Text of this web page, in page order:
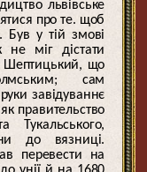
львівське
про те. щоб
Був у тій змові
не міг дістати
Шептицький, що
сам
завідуваннє
правительство
Тукальського,
до вязниці.
перевести на